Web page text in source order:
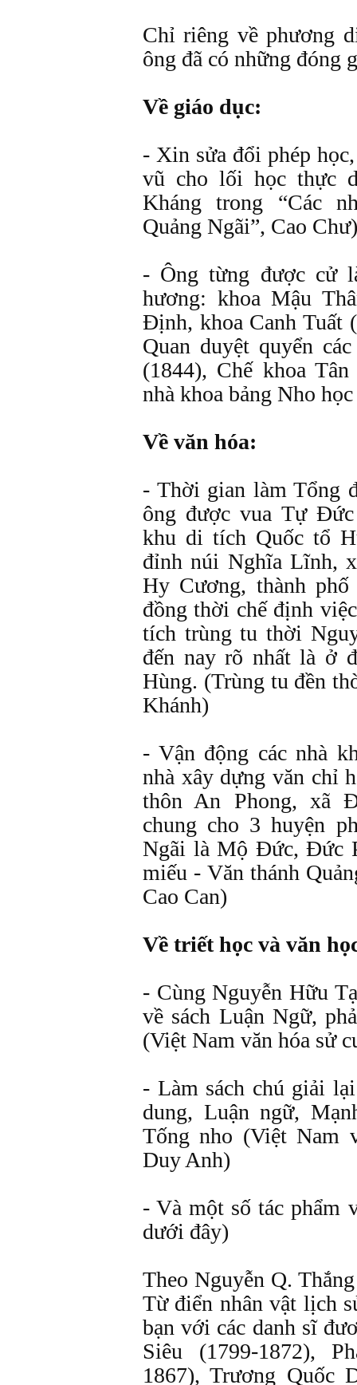
Chỉ riêng về phương
ông đã có những đóng
Về giáo dục:
- Xin sửa đổi phép
vũ cho lối học thực
Kháng trong “Các
Quảng Ngãi”, Cao Chư)
- Ông từng được cử
hương: khoa Mậu
Ðịnh, khoa Canh Tuất
Quan duyệt quyển
(1844), Chế khoa
nhà khoa bảng Nho
Về văn hóa:
- Thời gian làm Tổng
ông được vua Tự
khu di tích Quốc tổ
đỉnh núi Nghĩa Lĩnh,
Hy Cương, thành
đồng thời chế định
tích trùng tu thời
đến nay rõ nhất là ở
Hùng. (Trùng tu đền
Khánh)
- Vận động các nhà
nhà xây dựng văn chỉ
thôn An Phong, xã
chung cho 3 huyện
Ngãi là Mộ Ðức, Ðức
miếu - Văn thánh
Cao Can)
Về triết học và văn
- Cùng Nguyễn Hữu
về sách Luận Ngữ,
(Việt Nam văn hóa sử
- Làm sách chú giải
dung, Luận ngữ,
Tống nho (Việt Nam
Duy Anh)
- Và một số tác phẩm
dưới đây)
Theo Nguyễn Q.
Từ điển nhân vật lịch
bạn với các danh sĩ
Siêu (1799-1872),
1867), Trương Quốc